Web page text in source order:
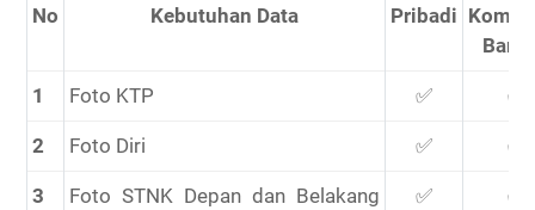
No Kebutuhan Data Pribadi
1 Foto KTP ✅ ✅
2 Foto Diri ✅ ✅
3
Foto STNK Depan dan Belakang
✅ ✅